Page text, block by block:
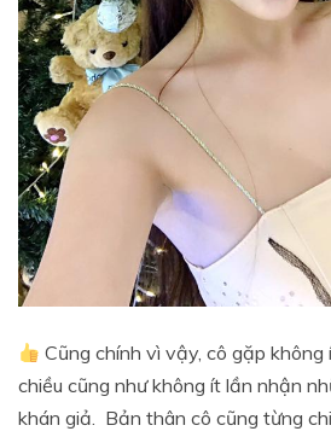
Cũng chính vì vậy, cô gặp
chiều cũng như không ít lần nhận
khán giả. Bản thân cô cũng từng